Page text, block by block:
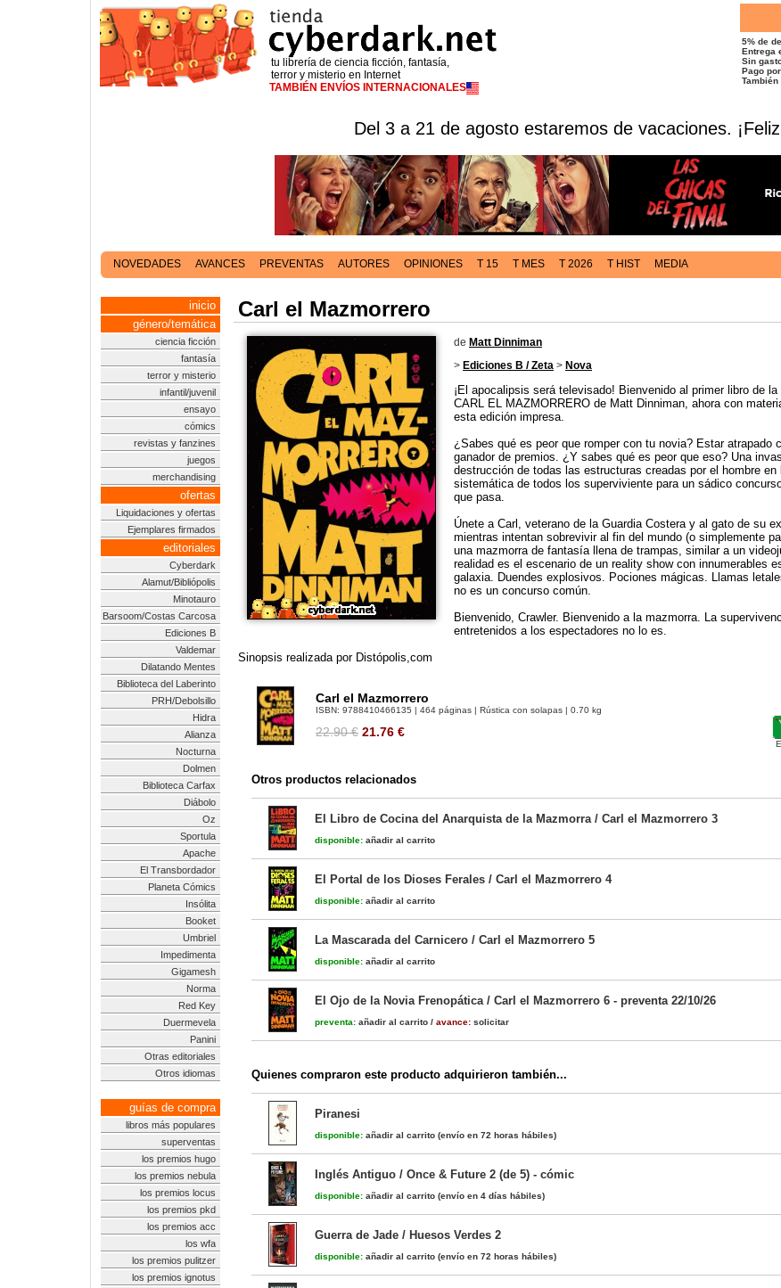
tu librería de ciencia ficción, fantasía,
terror y misterio en Internet
TAMBIÉN ENVÍOS INTERNACIONALES
5% de
Entrega
Sin
Pago
Del 3 a 21 de agosto estaremos de vacaciones.
NOVEDADES AVANCES PREVENTAS AUTORES OPINIONES T 15 T MES T 2026 T HIST MEDIA
inicio
género/temática
ciencia ficción
fantasía
terror y misterio
infantil/juvenil
ensayo
cómics
revistas y fanzines
juegos
merchandising
ofertas
Liquidaciones y ofertas
Ejemplares firmados
editoriales
Cyberdark
Alamut/Bibliópolis
Minotauro
Barsoom/Costas Carcosa
Ediciones B
Valdemar
Dilatando Mentes
Biblioteca del Laberinto
PRH/Debolsillo
Hidra
Alianza
Nocturna
Dolmen
Biblioteca Carfax
Diábolo
Oz
Sportula
Apache
El Transbordador
Planeta Cómics
Insólita
Booket
Umbriel
Impedimenta
Gigamesh
Norma
Red Key
Duermevela
Panini
Otras editoriales
Otros idiomas
guías de compra
libros más populares
superventas
los premios hugo
los premios nebula
los premios locus
los premios pkd
los premios acc
los wfa
los premios pulitzer
los premios ignotus
Carl el Mazmorrero
de Matt Dinniman
> Ediciones B / Zeta > Nova
¡El apocalipsis será televisado! Bienvenido al primer libro de
CARL EL MAZMORRERO de Matt Dinniman, ahora con
esta edición impresa.
¿Sabes qué es peor que romper con tu novia? Estar atrapado
ganador de premios. ¿Y sabes qué es peor que eso? Una
destrucción de todas las estructuras creadas por el hombre
sistemática de todos los superviviente para un sádico
que pasa.
Únete a Carl, veterano de la Guardia Costera y al gato de su
mientras intentan sobrevivir al fin del mundo (o simplemente
una mazmorra de fantasía llena de trampas, similar a un
realidad es el escenario de un reality show con innumerables
galaxia. Duendes explosivos. Pociones mágicas. Llamas
no es un concurso común.
Bienvenido, Crawler. Bienvenido a la mazmorra. La
entretenidos a los espectadores no lo es.
Sinopsis realizada por Distópolis,com
Carl el Mazmorrero
ISBN: 9788410466135 | 464 páginas | Rústica con solapas | 0.70 kg
22.90 € 21.76 €
Otros productos relacionados
El Libro de Cocina del Anarquista de la Mazmorra / Carl el Mazmorrero 3
disponible: añadir al carrito
El Portal de los Dioses Ferales / Carl el Mazmorrero 4
disponible: añadir al carrito
La Mascarada del Carnicero / Carl el Mazmorrero 5
disponible: añadir al carrito
El Ojo de la Novia Frenopática / Carl el Mazmorrero 6 - preventa 22/10/26
preventa: añadir al carrito / avance: solicitar
Quienes compraron este producto adquirieron también...
Piranesi
disponible: añadir al carrito (envío en 72 horas hábiles)
Inglés Antiguo / Once & Future 2 (de 5) - cómic
disponible: añadir al carrito (envío en 4 días hábiles)
Guerra de Jade / Huesos Verdes 2
disponible: añadir al carrito (envío en 72 horas hábiles)